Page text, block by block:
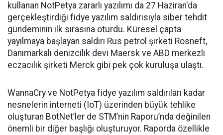
kullanan NotPetya zararlı yazılımı da 27 Haziran'da
gerçekleştirdiği fidye yazılım saldırısıyla siber tehdit
gündeminin ilk sırasına oturdu. Küresel çapta
yayılmaya başlayan saldırı Rus petrol şirketi Rosneft,
Danimarkalı denizcilik devi Maersk ve ABD merkezli
eczacılık şirketi Merck gibi pek çok kuruluşa ulaştı.
WannaCry ve NotPetya fidye yazılım saldırıları kadar
nesnelerin interneti (IoT) üzerinden büyük tehlike
oluşturan BotNet’ler de STM’nin Raporu’nda değinilen
önemli bir diğer başlığı oluşturuyor. Raporda özellikle